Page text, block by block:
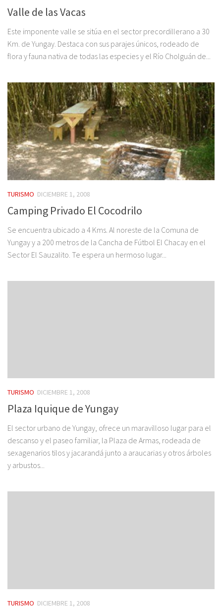
Valle de las Vacas
Este imponente valle se sitúa en el sector precordillerano a 30
Km. de Yungay. Destaca con sus parajes únicos, rodeado de
flora y fauna nativa de todas las especies y el Río Cholguán de...
TURISMO DICIEMBRE 1, 2008
Camping Privado El Cocodrilo
Se encuentra ubicado a 4 Kms. Al noreste de la Comuna de
Yungay y a 200 metros de la Cancha de Fútbol El Chacay en el
Sector El Sauzalito. Te espera un hermoso lugar...
TURISMO DICIEMBRE 1, 2008
Plaza Iquique de Yungay
El sector urbano de Yungay, ofrece un maravilloso lugar para el
descanso y el paseo familiar, la Plaza de Armas, rodeada de
sexagenarios tilos y jacarandá junto a araucarias y otros árboles
y arbustos...
TURISMO DICIEMBRE 1, 2008